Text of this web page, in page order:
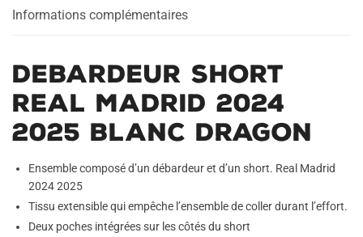
Dragon
Informations complémentaires
Debardeur Short
Real Madrid 2024
2025 Blanc Dragon
Ensemble composé d’un débardeur et d’un short. Real Madrid
2024 2025
Tissu extensible qui empêche l’ensemble de coller durant l’effort.
Deux poches intégrées sur les côtés du short